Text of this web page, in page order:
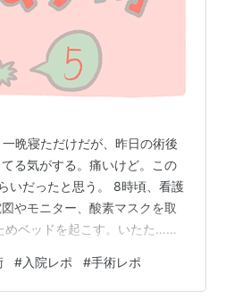
晩寝ただけだが、昨日の術後
る気がする。痛いけど。この
いだったと思う。 8時頃、看護
やモニター、酸素マスクを取
めベッドを起こす。いたた…。
いてもらう。全身拭きついで
のとき介護されてる感凄かっ
#入院レポ #手術レポ